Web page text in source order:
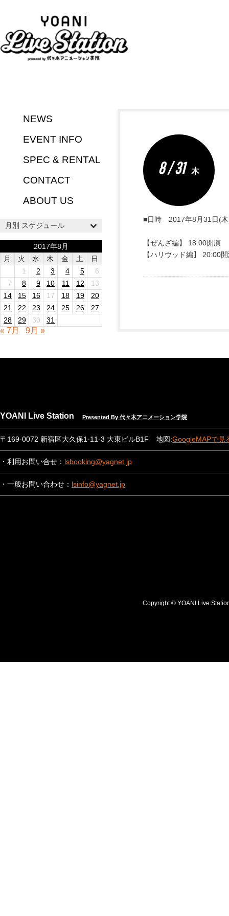
NEWS
EVENT INFO
SPEC & RENTAL
CONTACT
ABOUT US
月別 スケジュール
2017年8月
月
火 水 木 金 土
日
1
2 3 4 5
6
7
8 9 10 11 12
13
14
15 16 17 18 19
20
21
22 23 24 25 26
27
28
29 30 31
« 7月 9月 »
8 / 31 木
■日時 2017年8月31日(
【ぜんざ編】 18:00開演
【ハリウッド編】 20:00
YOANI Live Station Presented By 代々木アニメーション学院
〒169-0072 新宿区大久保1-11-3 大東ビルB1F 地図:GoogleMAPで見
・利用お問い合せ： lsbooking@yagnet.jp
・一般お問い合わせ： lsinfo@yagnet.jp
Copyright © YOANI Live